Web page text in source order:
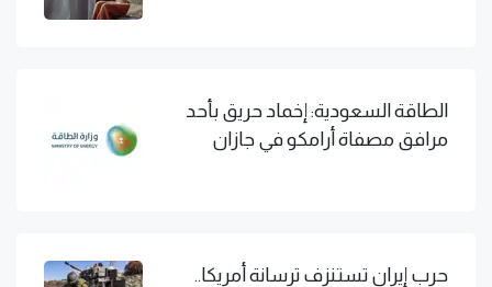
الطاقة السعودية: إخماد حريق بأحد
مرافق مصفاة أرامكو في جازان
حرب إيران تستنزف ترسانة أمريكا..